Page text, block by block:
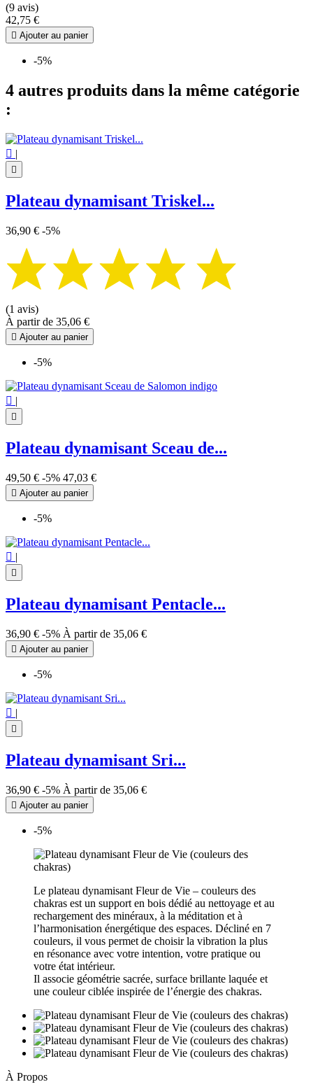
(9 avis)
42,75 €
 Ajouter au panier
-5%
4 autres produits dans la même catégorie
:
 |

Plateau dynamisant Triskel...
36,90 € -5%
(1 avis)
À partir de 35,06 €
 Ajouter au panier
-5%
 |

Plateau dynamisant Sceau de...
49,50 € -5% 47,03 €
 Ajouter au panier
-5%
 |

Plateau dynamisant Pentacle...
36,90 € -5% À partir de 35,06 €
 Ajouter au panier
-5%
 |

Plateau dynamisant Sri...
36,90 € -5% À partir de 35,06 €
 Ajouter au panier
-5%
Le plateau dynamisant Fleur de Vie – couleurs des
chakras est un support en bois dédié au nettoyage et au
rechargement des minéraux, à la méditation et à
l’harmonisation énergétique des espaces. Décliné en 7
couleurs, il vous permet de choisir la vibration la plus
en résonance avec votre intention, votre pratique ou
votre état intérieur.
Il associe géométrie sacrée, surface brillante laquée et
une couleur ciblée inspirée de l’énergie des chakras.
À Propos